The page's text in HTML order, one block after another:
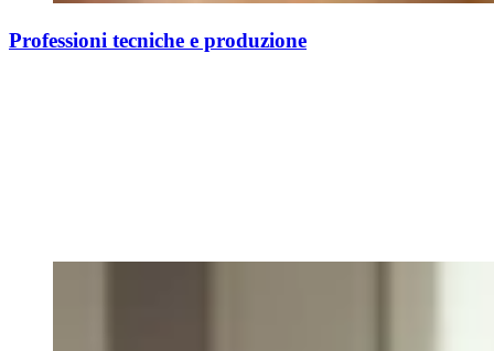
Professioni tecniche e produzione